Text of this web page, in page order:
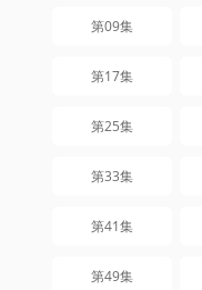
第09集
第17集
第25集
第33集
第41集
第49集